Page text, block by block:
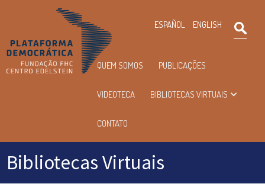
ESPAÑOL ENGLISH
Menu
principal
QUEM SOMOS PUBLICAÇÕES
VIDEOTECA BIBLIOTECAS VIRTUAIS
CONTATO
Bibliotecas Virtuais